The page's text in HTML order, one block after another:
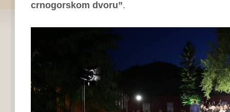
crnogorskom dvoru”.